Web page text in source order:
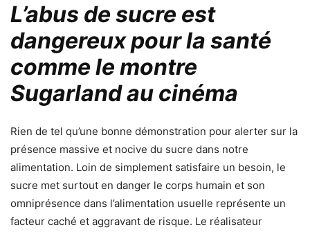
L’abus de sucre est
dangereux pour la santé
comme le montre
Sugarland au cinéma
Rien de tel qu’une bonne démonstration pour alerter sur la
présence massive et nocive du sucre dans notre
alimentation. Loin de simplement satisfaire un besoin, le
sucre met surtout en danger le corps humain et son
omniprésence dans l’alimentation usuelle représente un
facteur caché et aggravant de risque. Le réalisateur